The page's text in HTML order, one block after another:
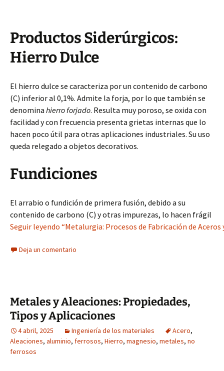
Productos Siderúrgicos:
Hierro Dulce
El hierro dulce se caracteriza por un contenido de carbono
(C) inferior al 0,1%. Admite la forja, por lo que también se
denomina hierro forjado. Resulta muy poroso, se oxida con
facilidad y con frecuencia presenta grietas internas que lo
hacen poco útil para otras aplicaciones industriales. Su uso
queda relegado a objetos decorativos.
Fundiciones
El arrabio o fundición de primera fusión, debido a su
contenido de carbono (C) y otras impurezas, lo hacen frágil
Seguir leyendo “Metalurgia: Procesos de Fabricación de Aceros
Deja un comentario
Metales y Aleaciones: Propiedades,
Tipos y Aplicaciones
4 abril, 2025 Ingeniería de los materiales Acero,
Aleaciones, aluminio, ferrosos, Hierro, magnesio, metales, no
ferrosos